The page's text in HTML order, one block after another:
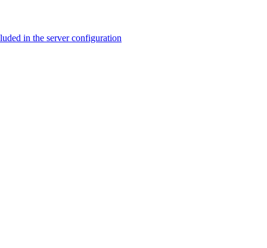
in the server configuration